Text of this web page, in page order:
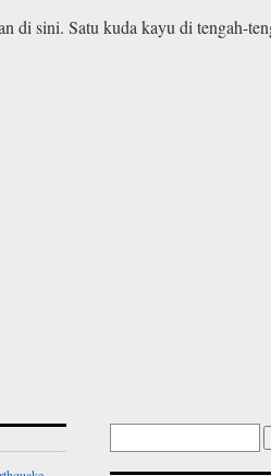
di sini. Satu kuda kayu di tengah-